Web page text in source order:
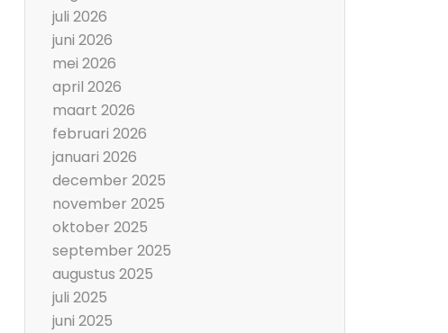
juli 2026
juni 2026
mei 2026
april 2026
maart 2026
februari 2026
januari 2026
december 2025
november 2025
oktober 2025
september 2025
augustus 2025
juli 2025
juni 2025